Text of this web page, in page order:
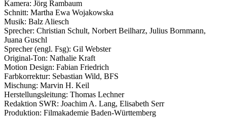
Kamera: Jörg Rambaum
Schnitt: Martha Ewa Wojakowska
Musik: Balz Aliesch
Sprecher: Christian Schult, Norbert Beilharz, Julius Bornmann,
Juana Guschl
Sprecher (engl. Fsg): Gil Webster
Original-Ton: Nathalie Kraft
Motion Design: Fabian Friedrich
Farbkorrektur: Sebastian Wild, BFS
Mischung: Marvin H. Keil
Herstellungsleitung: Thomas Lechner
Redaktion SWR: Joachim A. Lang, Elisabeth Serr
Produktion: Filmakademie Baden-Württemberg